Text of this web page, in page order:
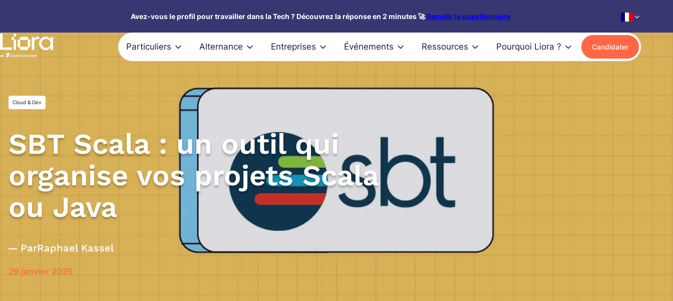
contenu
Avez-vous le profil pour travailler dans la Tech ? Découvrez la réponse en 2 minutes 🚀Remplir le questionnaire
Particuliers Alternance Entreprises Événements Ressources Pourquoi Liora ? Candidater
Cloud & Dev
SBT Scala : un outil qui
organise vos projets Scala
ou Java
ParRaphael Kassel
29 janvier 2026